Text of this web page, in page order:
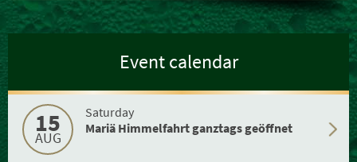
Event calendar
15
AUG
Saturday
Mariä Himmelfahrt ganztags geöffnet